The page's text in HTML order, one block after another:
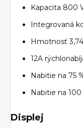
Kapacita 800
Integrovaná
Hmotnosť
12A
Nabitie na 75
Nabitie na
Displej